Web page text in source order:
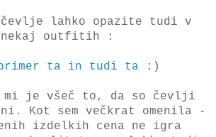
lahko opazite tudi v
nekaj outfitih :
ta in tudi ta :)
mi je všeč to, da so čevlji
Kot sem večkrat omenila -
izdelkih cena ne igra